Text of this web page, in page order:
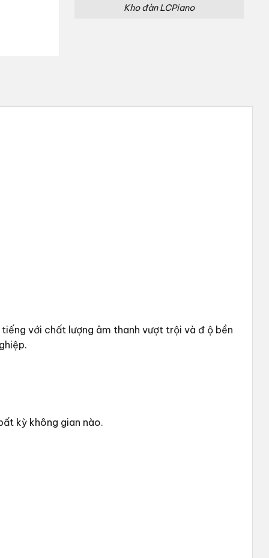
Kho đàn LCPiano
với chất lượng âm thanh vượt trội và đ ộ bền
kỳ không gian nào.